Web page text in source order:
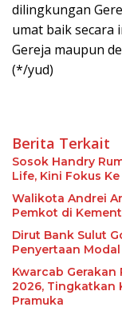
dilingkungan
umat baik secara
Gereja maupun
(*/yud)
Berita Terkait
Sosok Handry
Life, Kini Fokus
Walikota Andrei
Pemkot di
Dirut Bank Sulut
Penyertaan
Kwarcab Gerakan
2026, Tingkatkan
Pramuka